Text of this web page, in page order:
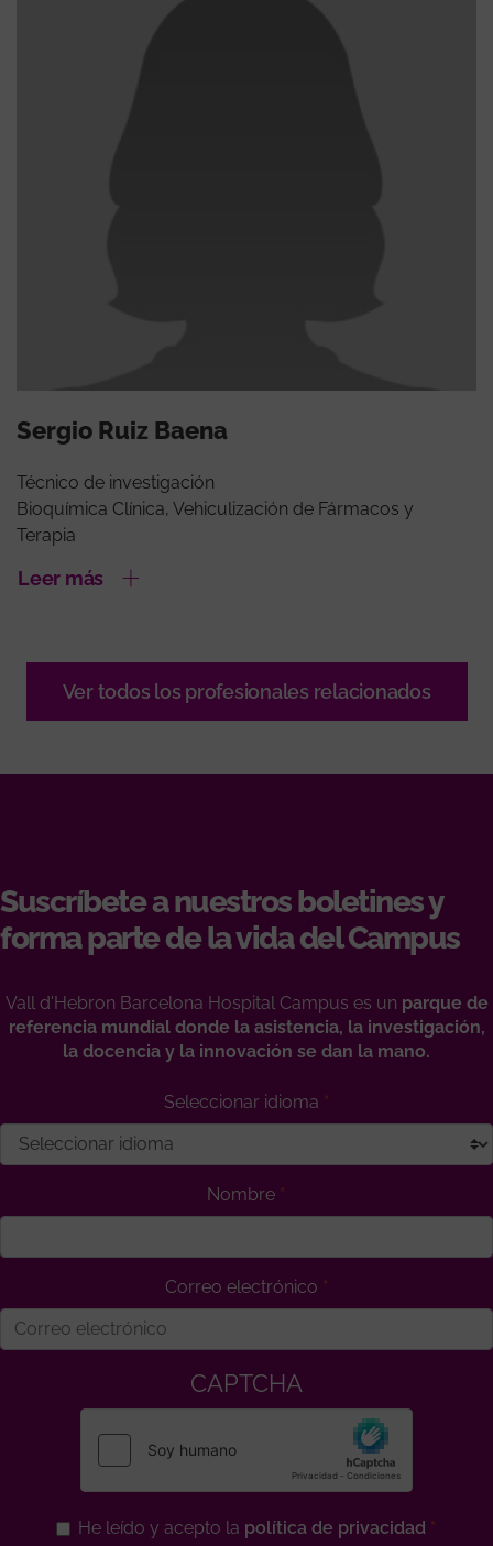
Sergio Ruiz Baena
Técnico de investigación
Bioquímica Clínica, Vehiculización de Fármacos y
Terapia
Leer más
Ver todos los profesionales relacionados
Suscríbete a nuestros boletines y
forma parte de la vida del Campus
Vall d'Hebron Barcelona Hospital Campus es un parque de
referencia mundial donde la asistencia, la investigación,
la docencia y la innovación se dan la mano.
Seleccionar idioma
Nombre
Correo electrónico
CAPTCHA
He leído y acepto la política de privacidad